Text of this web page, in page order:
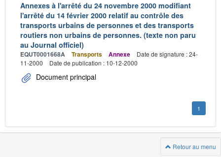
Annexes à l'arrêté du 24 novembre 2000 modifiant
l'arrêté du 14 février 2000 relatif au contrôle des
transports urbains de personnes et des transports
routiers non urbains de personnes. (texte non paru
au Journal officiel)
EQUT0001668A Transports Annexe
Date de signature : 24-
11-2000
Date de publication : 10-12-2000
Document principal
1
Retour au menu